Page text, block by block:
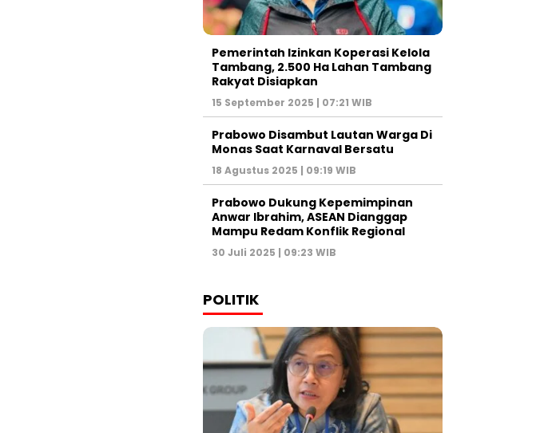
Pemerintah Izinkan Koperasi Kelola
Tambang, 2.500 Ha Lahan Tambang
Rakyat Disiapkan
15 September 2025 | 07:21 WIB
Prabowo Disambut Lautan Warga Di
Monas Saat Karnaval Bersatu
18 Agustus 2025 | 09:19 WIB
Prabowo Dukung Kepemimpinan
Anwar Ibrahim, ASEAN Dianggap
Mampu Redam Konflik Regional
30 Juli 2025 | 09:23 WIB
POLITIK